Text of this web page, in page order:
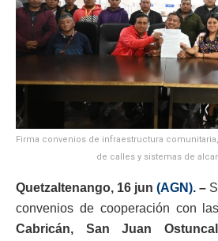
Firma convenios de infraestructura
de calles y sistemas de
Quetzaltenango, 16 jun (AGN). –
convenios de cooperación con
Cabricán, San Juan